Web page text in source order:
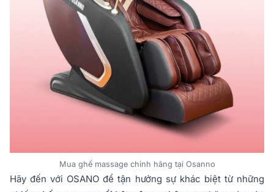
Mua ghế massage chính hãng tại Osanno
Hãy đến với OSANO để tận hưởng sự khác biệt từ những